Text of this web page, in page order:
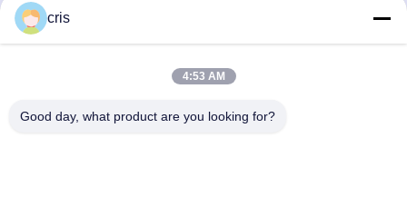
Untuk Dijual
Dapatkan Harga Terbaik
Dapatkan Harga Terbaik
cris
4:53 AM
Good day, what product are you looking for?